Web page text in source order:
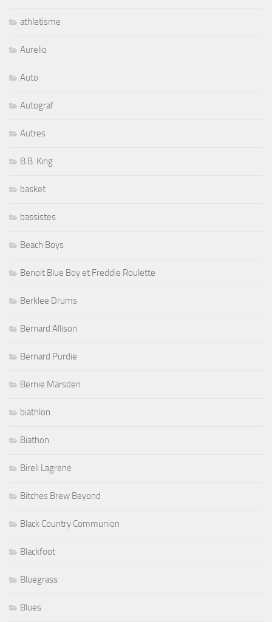
athletisme
Aurelio
Auto
Autograf
Autres
B.B. King
basket
bassistes
Beach Boys
Benoit Blue Boy et Freddie Roulette
Berklee Drums
Bernard Allison
Bernard Purdie
Bernie Marsden
biathlon
Biathon
Bireli Lagrene
Bitches Brew Beyond
Black Country Communion
Blackfoot
Bluegrass
Blues